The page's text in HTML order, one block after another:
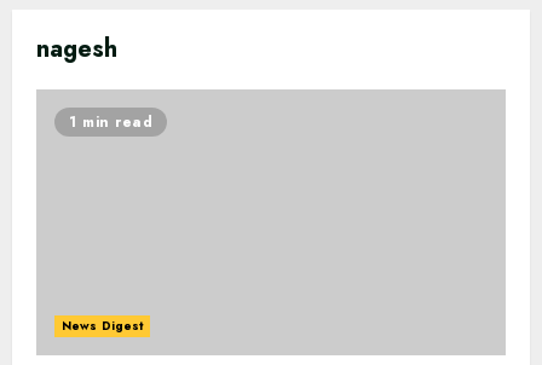
nagesh
1 min read
News Digest